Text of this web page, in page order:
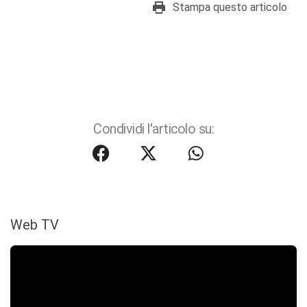
Stampa questo articolo
Condividi l'articolo su:
Web TV